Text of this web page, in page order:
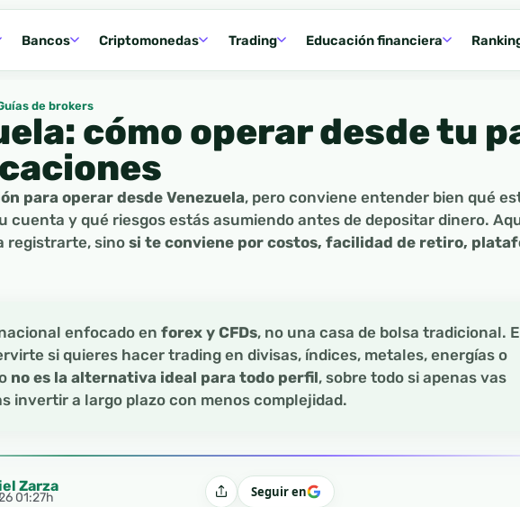
Bancos Criptomonedas Trading Educación financiera
de brokers
cómo operar desde tu
para operar desde Venezuela, pero conviene entender bien qué
cuenta y qué riesgos estás asumiendo antes de depositar dinero.
registrarte, sino si te conviene por costos, facilidad de retiro,
enfocado en forex y CFDs, no una casa de bolsa tradicional.
si quieres hacer trading en divisas, índices, metales, energías o
no es la alternativa ideal para todo perfil, sobre todo si apenas vas
invertir a largo plazo con menos complejidad.
Zarza
01:27h CompartirSeguir en